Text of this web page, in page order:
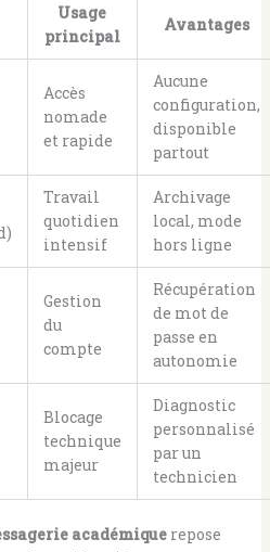
Usage
principal
Avantages
Accès
nomade
et rapide
Aucune
configuration,
disponible
partout
Travail
quotidien
intensif
Archivage
local, mode
hors ligne
Gestion
du
compte
Récupération
de mot de
passe en
autonomie
Blocage
technique
majeur
Diagnostic
personnalisé
par un
technicien
académiquerepose